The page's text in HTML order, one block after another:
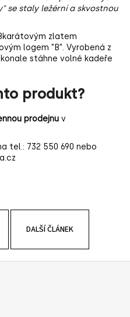
se staly ležérní a skvostnou
zlatem
logem "B". Vyrobená z
stáhne volné kadeře
produkt?
prodejnu v
tel.: 732 550 690 nebo
DALŠÍ ČLÁNEK